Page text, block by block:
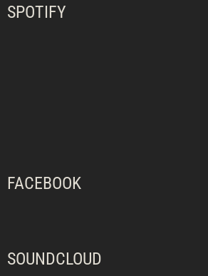
SPOTIFY
FACEBOOK
SOUNDCLOUD